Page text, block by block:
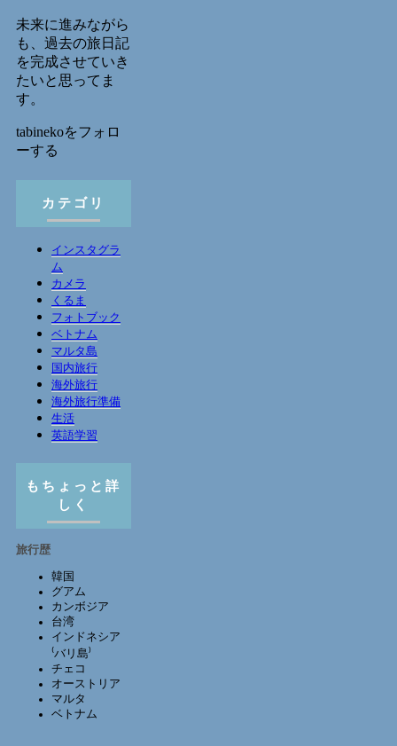
未来に進みながら
も、過去の旅日記
を完成させていき
たいと思ってま
す。
tabinekoをフォロ
ーする
カテゴリ
インスタグラ
ム
カメラ
くるま
フォトブック
ベトナム
マルタ島
国内旅行
海外旅行
海外旅行準備
生活
英語学習
もちょっと詳
しく
旅行歴
韓国
グアム
カンボジア
台湾
インドネシア
⁽バリ島⁾
チェコ
オーストリア
マルタ
ベトナム